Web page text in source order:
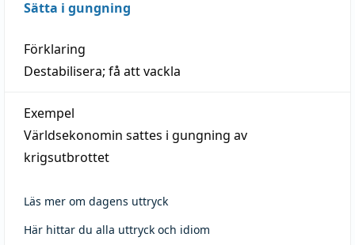
Sätta i gungning
Förklaring
Destabilisera; få att vackla
Exempel
Världsekonomin sattes i gungning av
krigsutbrottet
Läs mer om dagens uttryck
Här hittar du alla uttryck och idiom